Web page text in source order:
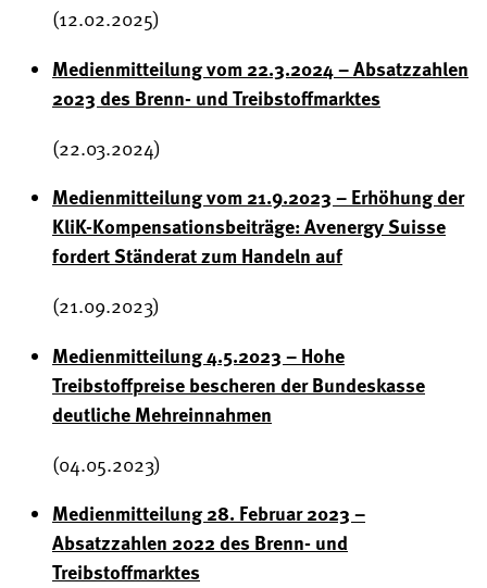
(12.02.2025)
Medienmitteilung vom 22.3.2024 – Absatzzahlen
2023 des Brenn- und Treibstoffmarktes
(22.03.2024)
Medienmitteilung vom 21.9.2023 – Erhöhung der
KliK-Kompensationsbeiträge: Avenergy Suisse
fordert Ständerat zum Handeln auf
(21.09.2023)
Medienmitteilung 4.5.2023 – Hohe
Treibstoffpreise bescheren der Bundeskasse
deutliche Mehreinnahmen
(04.05.2023)
Medienmitteilung 28. Februar 2023 –
Absatzzahlen 2022 des Brenn- und
Treibstoffmarktes